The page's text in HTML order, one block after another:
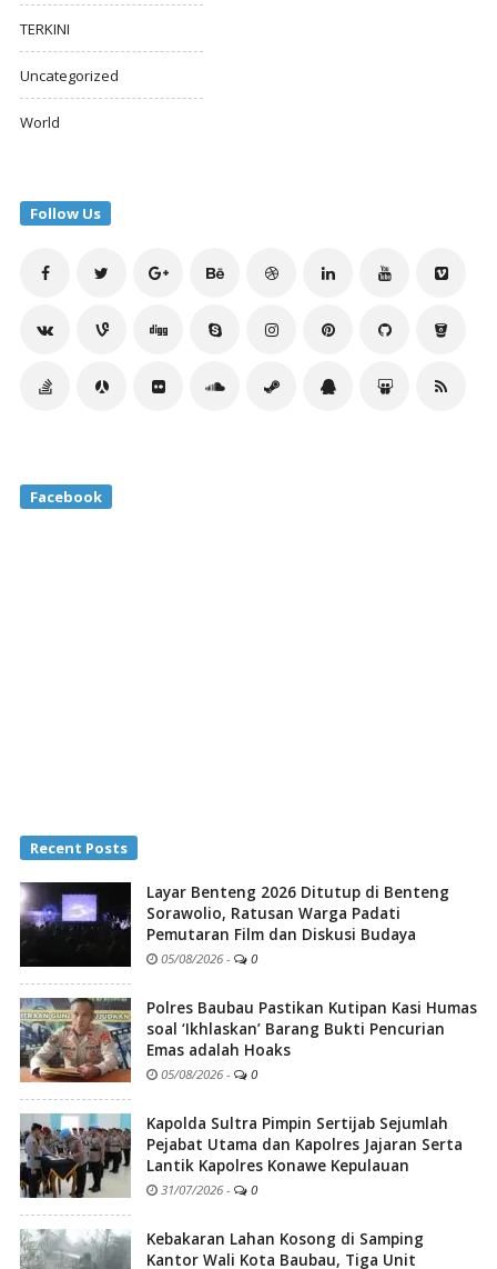
TERKINI
Uncategorized
World
Follow Us
Facebook
Recent Posts
Layar Benteng 2026 Ditutup di Benteng
Sorawolio, Ratusan Warga Padati
Pemutaran Film dan Diskusi Budaya
05/08/2026 - 0
Polres Baubau Pastikan Kutipan Kasi Humas
soal ‘Ikhlaskan’ Barang Bukti Pencurian
Emas adalah Hoaks
05/08/2026 - 0
Kapolda Sultra Pimpin Sertijab Sejumlah
Pejabat Utama dan Kapolres Jajaran Serta
Lantik Kapolres Konawe Kepulauan
31/07/2026 - 0
Kebakaran Lahan Kosong di Samping
Kantor Wali Kota Baubau, Tiga Unit